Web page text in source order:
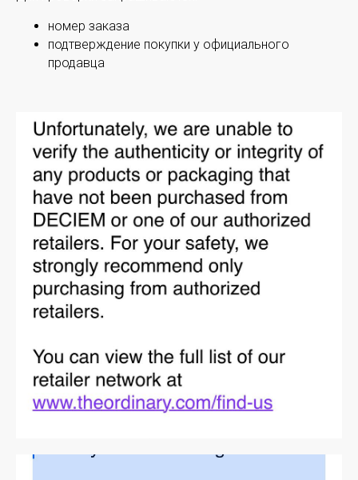
номер заказа
подтверждение покупки у официального
продавца